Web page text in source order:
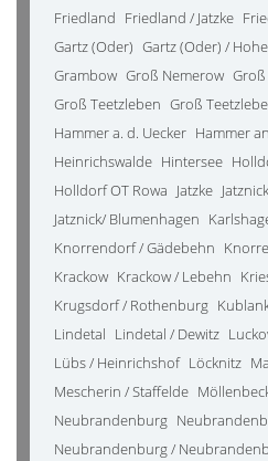
Friedland Friedland / Jatzke
Gartz (Oder) Gartz (Oder) /
Grambow Groß Nemerow
Groß Teetzleben Groß
Hammer a. d. Uecker Hammer
Heinrichswalde Hintersee
Holldorf OT Rowa Jatzke Jatznick
Jatznick/ Blumenhagen
Knorrendorf / Gädebehn
Krackow Krackow / Lebehn
Krugsdorf / Rothenburg
Lindetal Lindetal / Dewitz
Lübs / Heinrichshof Löcknitz
Mescherin / Staffelde
Neubrandenburg
Neubrandenburg /